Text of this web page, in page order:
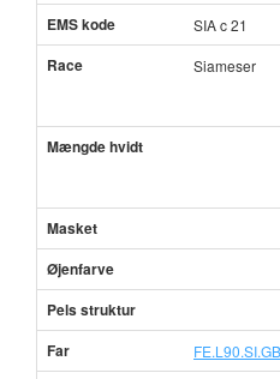
EMS kode
SIA c 21
Race
Siameser
Mængde hvidt
Masket
Øjenfarve
Pels struktur
Far